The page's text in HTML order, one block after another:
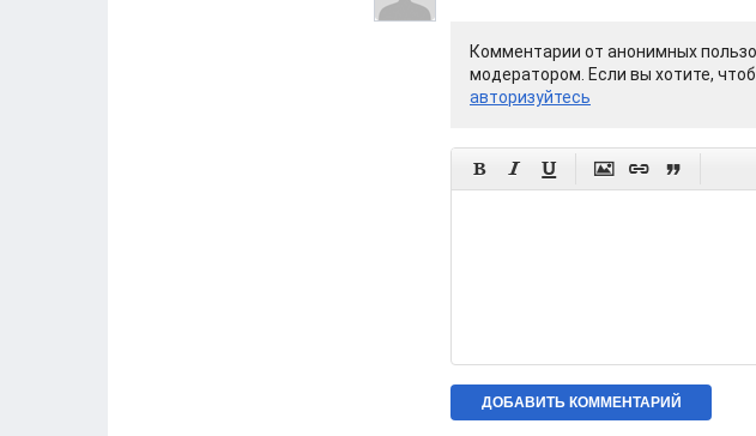
Комментарии от анонимных
модератором. Если вы хотите,
авторизуйтесь
     